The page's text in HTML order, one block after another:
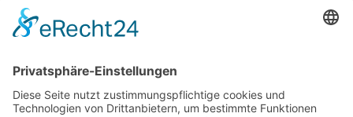
D-86343 Königsbrunn
 (+49) 08231 / 96 30 96
 office@haugbuersten.de